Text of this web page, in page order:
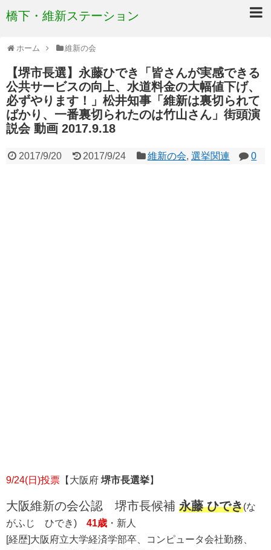
橋下・維新ステーション
ホーム 維新の会
【堺市長選】永藤ひでき「皆さんが実感できる
公共サービスの向上、水道料金の大幅値下げ、
必ずやります！」松井知事「維新は裏切られて
ばかり、一番裏切られたのは竹山さん」街頭演
説会 動画 2017.9.18
2017/9/20 2017/9/24 維新の会,選挙関連 0
9/24(日)投票 【大阪府 堺市長選挙】
大阪維新の会公認 堺市長候補 永藤 ひでき(な
がふじ ひでき) 41歳 ・新人
[経歴]大阪府立大学経済学部卒、コンピュータ会社勤務、